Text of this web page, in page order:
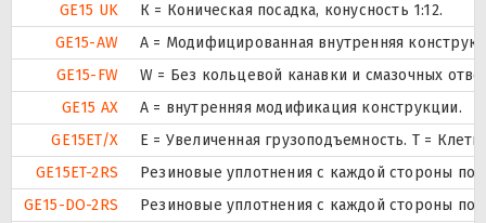
GE15 UK
К = Коническая посадка, конусность 1:12.
GE15-AW
A = Модифицированная внутренняя
GE15-FW
W = Без кольцевой канавки и смазочных
GE15 AX
A = внутренняя модификация конструкции.
GE15ET/X
E = Увеличенная грузоподъемность. T =
GE15ET-2RS
Резиновые уплотнения с каждой стороны
GE15-DO-2RS
Резиновые уплотнения с каждой стороны